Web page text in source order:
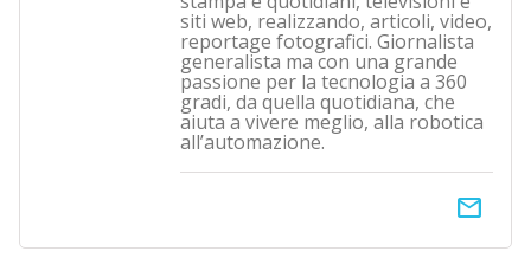
siti web, realizzando, articoli, video,
reportage fotografici. Giornalista
generalista ma con una grande
passione per la tecnologia a 360
gradi, da quella quotidiana, che
aiuta a vivere meglio, alla robotica
all’automazione.
email